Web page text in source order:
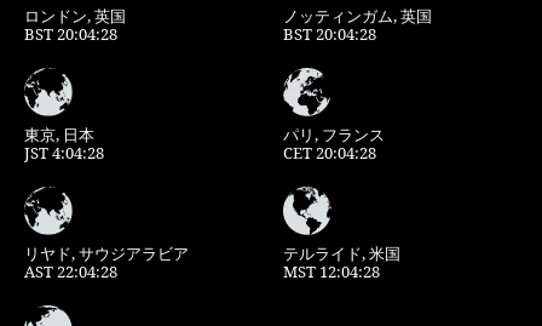
ロンドン, 英国
BST 20:04:28
ノッティンガム, 英国
BST 20:04:28
東京, 日本
JST 4:04:28
パリ, フランス
CET 20:04:28
リヤド, サウジアラビア
AST 22:04:28
テルライド, 米国
MST 12:04:28